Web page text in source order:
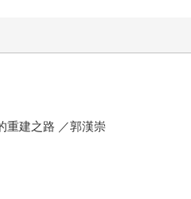
重建之路 ／郭漢崇